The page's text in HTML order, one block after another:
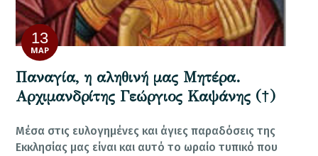
13
ΜΑΡ
Παναγία, η αληθινή μας Μητέρα.
Αρχιμανδρίτης Γεώργιος Καψάνης (†)
Μέσα στις ευλογημένες και άγιες παραδόσεις της
Εκκλησίας μας είναι και αυτό το ωραίο τυπικό που